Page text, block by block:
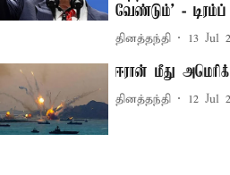
வேண்டும்’ - டிரம்ப்
தினத்தந்தி 13 Jul
ஈரான் மீது
தினத்தந்தி 12 Jul